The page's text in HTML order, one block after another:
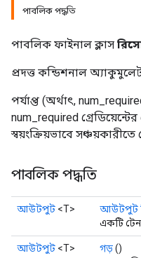
পাবলিক পদ্ধতি
পাবলিক ফাইনাল ক্লাস
প্রদত্ত কন্ডিশনাল
পর্যাপ্ত (অর্থাৎ,
num_required
স্বয়ংক্রিয়ভাবে
পাবলিক পদ্ধতি
আউটপুট <T> আউটপুট
একটি
আউটপুট <T> গড়()